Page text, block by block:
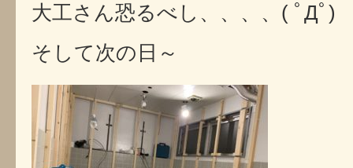
大工さん恐るべし、、、、( ﾟДﾟ)
そして次の日～